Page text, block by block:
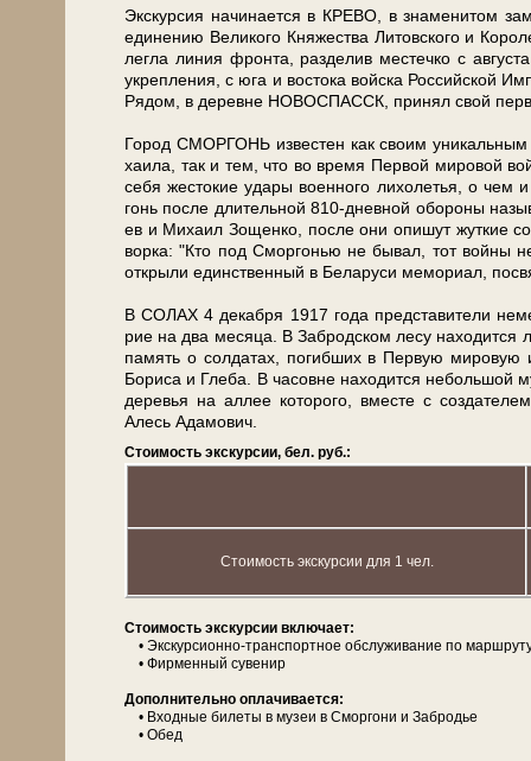
Экс­кур­сия на­чи­на­ет­ся в КРЕВО, в зна­ме­ни­том
еди­не­нию Ве­ли­ко­го Кня­же­ства Ли­тов­ско­го и
лег­ла ли­ния фрон­та, раз­де­лив ме­стеч­ко с
укреп­ле­ния, с юга и во­сто­ка вой­ска Рос­сий­ской
Рядом, в де­рев­не НОВОСПАССК, при­нял свой
Город СМОРГОНЬ из­ве­стен как сво­им
ха­и­ла, так и тем, что во вре­мя Первой ми­ро­вой
се­бя же­сто­кие уда­ры во­ен­но­го ли­хо­ле­тья, о чем
гонь по­сле дли­тель­ной 810-дневной обо­ро­ны
ев и Ми­ха­ил Зо­щен­ко, по­сле они опи­шут жут­кие
вор­ка: "Кто под Смор­го­нью не бы­вал, тот вой­ны
от­кры­ли един­ствен­ный в Бе­ла­ру­си ме­мо­ри­ал,
В СОЛАХ 4 де­каб­ря 1917 го­да пред­ста­ви­те­ли
рие на два ме­ся­ца. В За­брод­ском ле­су
па­мять о сол­да­тах, по­гиб­ших в Первую ми­ро­вую
Бо­ри­са и Гле­ба. В ча­сов­не на­хо­дит­ся не­боль­шой
де­ре­вья на ал­лее ко­то­ро­го, вме­сте с
Алесь Ада­мо­вич.
Стоимость экскурсии, бел. руб.:
Стоимость экскурсии для 1 чел.
Сто­и­мость экс­кур­сии вклю­ча­ет:
• Экскурсионно-транспортное об­слу­жи­ва­ние по
• Фирменный су­ве­нир
Дополнительно опла­чи­ва­ет­ся:
• Вход­ные би­ле­ты в му­зеи в Смор­го­ни и Забродье
• Обед